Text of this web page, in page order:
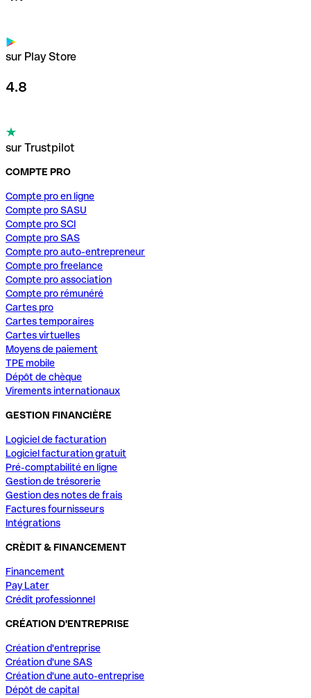
sur Play Store
4.8
sur Trustpilot
COMPTE PRO
Compte pro en ligne
Compte pro SASU
Compte pro SCI
Compte pro SAS
Compte pro auto-entrepreneur
Compte pro freelance
Compte pro association
Compte pro rémunéré
Cartes pro
Cartes temporaires
Cartes virtuelles
Moyens de paiement
TPE mobile
Dépôt de chèque
Virements internationaux
GESTION FINANCIÈRE
Logiciel de facturation
Logiciel facturation gratuit
Pré-comptabilité en ligne
Gestion de trésorerie
Gestion des notes de frais
Factures fournisseurs
Intégrations
CRÈDIT & FINANCEMENT
Financement
Pay Later
Crédit professionnel
CRÉATION D'ENTREPRISE
Création d'entreprise
Création d'une SAS
Création d'une auto-entreprise
Dépôt de capital